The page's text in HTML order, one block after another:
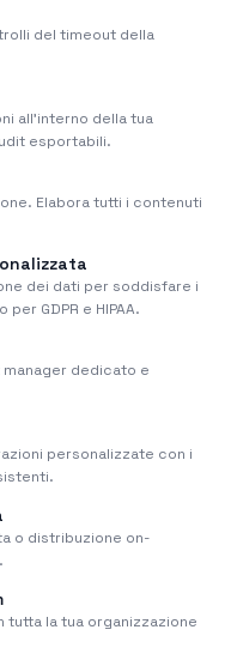
del timeout della
all'interno della tua
esportabili.
Elabora tutti i contenuti
dei dati per soddisfare i
GDPR e HIPAA.
dedicato e
personalizzate con i
o distribuzione on-
tutta la tua organizzazione